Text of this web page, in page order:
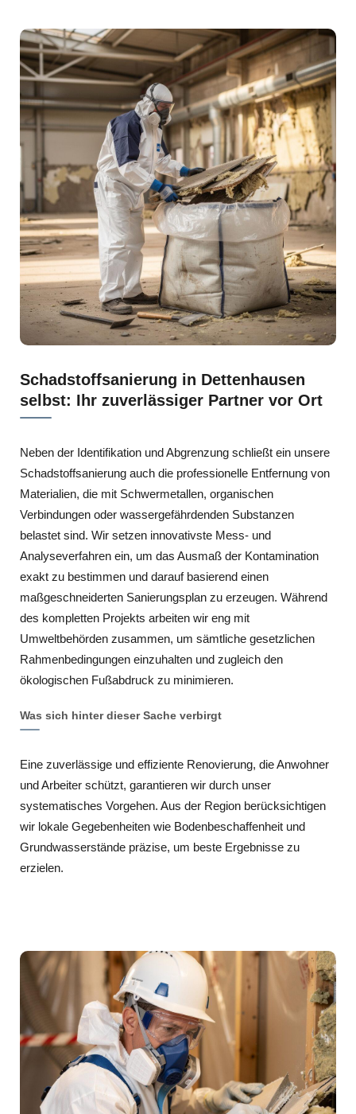
Schadstoffsanierung in Dettenhausen
selbst: Ihr zuverlässiger Partner vor Ort
Neben der Identifikation und Abgrenzung schließt ein unsere
Schadstoffsanierung auch die professionelle Entfernung von
Materialien, die mit Schwermetallen, organischen
Verbindungen oder wassergefährdenden Substanzen
belastet sind. Wir setzen innovativste Mess- und
Analyseverfahren ein, um das Ausmaß der Kontamination
exakt zu bestimmen und darauf basierend einen
maßgeschneiderten Sanierungsplan zu erzeugen. Während
des kompletten Projekts arbeiten wir eng mit
Umweltbehörden zusammen, um sämtliche gesetzlichen
Rahmenbedingungen einzuhalten und zugleich den
ökologischen Fußabdruck zu minimieren.
Was sich hinter dieser Sache verbirgt
Eine zuverlässige und effiziente Renovierung, die Anwohner
und Arbeiter schützt, garantieren wir durch unser
systematisches Vorgehen. Aus der Region berücksichtigen
wir lokale Gegebenheiten wie Bodenbeschaffenheit und
Grundwasserstände präzise, um beste Ergebnisse zu
erzielen.